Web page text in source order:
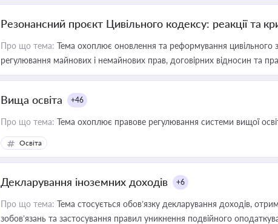
Резонансний проєкт Цивільного кодексу: реакції та
Про що тема: Тема охоплює оновлення та реформування цивільного
регулювання майнових і немайнових прав, договірних відносин та
Вища освіта +46
Про що тема: Тема охоплює правове регулювання системи вищої
Освіта
Декларування іноземних доходів +6
Про що тема: Тема стосується обов’язку декларування доходів,
зобов’язань та застосування правил уникнення подвійного